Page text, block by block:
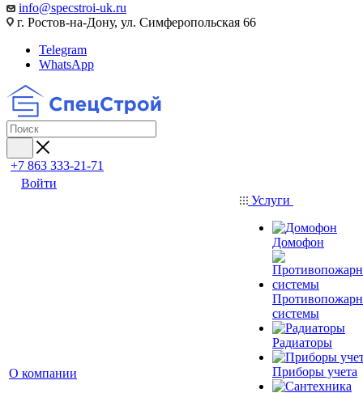
info@specstroi-uk.ru
г. Ростов-на-Дону, ул. Симферопольская 66
Telegram
WhatsApp
+7 863 333-21-71
Войти
О компании
Услуги
Домофон
системы
Радиаторы
Приборы учета